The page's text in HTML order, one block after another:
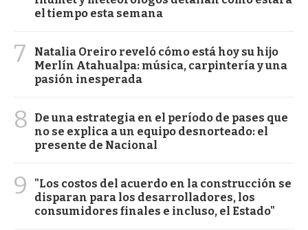
el tiempo esta semana
7
Natalia Oreiro reveló cómo está hoy su hijo
Merlín Atahualpa: música, carpintería y una
pasión inesperada
8
De una estrategia en el período de pases que
no se explica a un equipo desnorteado: el
presente de Nacional
9
"Los costos del acuerdo en la construcción se
disparan para los desarrolladores, los
consumidores finales e incluso, el Estado"